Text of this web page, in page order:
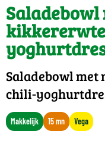
Saladebowl
Saladebowl
chili-
Makkelijk 15 mn Vega